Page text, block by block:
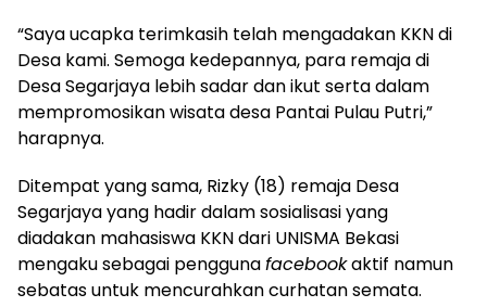
“Saya ucapka terimkasih telah mengadakan KKN di
Desa kami. Semoga kedepannya, para remaja di
Desa Segarjaya lebih sadar dan ikut serta dalam
mempromosikan wisata desa Pantai Pulau Putri,”
harapnya.
Ditempat yang sama, Rizky (18) remaja Desa
Segarjaya yang hadir dalam sosialisasi yang
diadakan mahasiswa KKN dari UNISMA Bekasi
mengaku sebagai penggunafacebookaktif namun
sebatas untuk mencurahkan curhatan semata.